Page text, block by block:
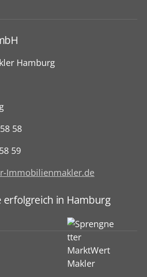
Hamburg
58
59
Immobilienmakler.de
erfolgreich in Hamburg